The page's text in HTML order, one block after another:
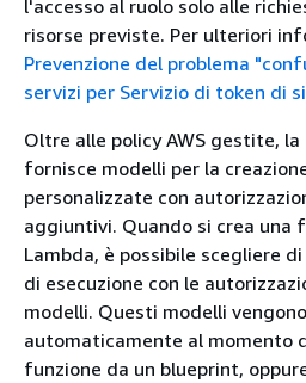
l'accesso al ruolo solo alle
risorse previste. Per ulteriori
Prevenzione del problema
servizi per Servizio di token di
Oltre alle policy AWS gestite, la
fornisce modelli per la
personalizzate con
aggiuntivi. Quando si crea una
Lambda, è possibile scegliere
di esecuzione con le
modelli. Questi modelli
automaticamente al momento
funzione da un blueprint,